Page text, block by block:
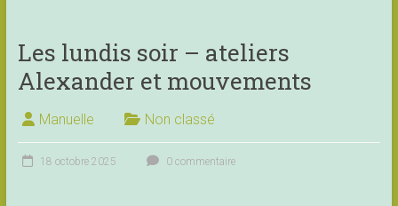
Les lundis soir – ateliers
Alexander et mouvements
Manuelle Non classé
18 octobre 2025 0 commentaire